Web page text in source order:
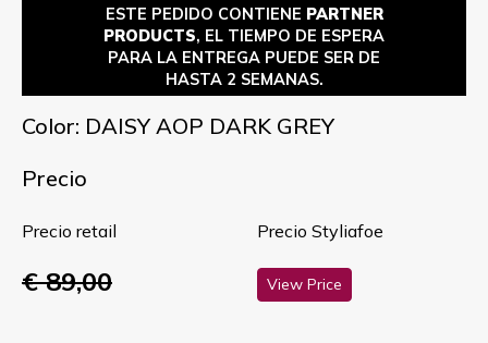
ESTE PEDIDO CONTIENE PARTNER
PRODUCTS, EL TIEMPO DE ESPERA
PARA LA ENTREGA PUEDE SER DE
HASTA 2 SEMANAS.
Color: DAISY AOP DARK GREY
Precio
Precio retail
€ 89,00
Precio Styliafoe
View Price